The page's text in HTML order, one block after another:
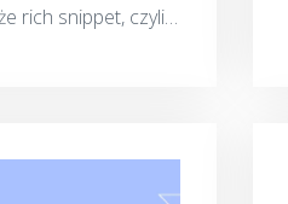
rich snippet, czyli